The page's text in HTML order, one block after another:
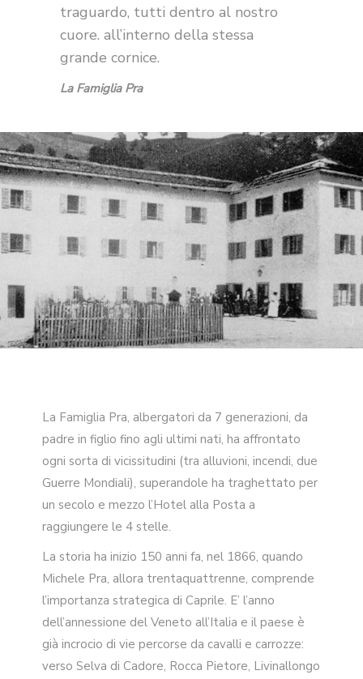
traguardo, tutti dentro al nostro
cuore. all’interno della stessa
grande cornice.
La Famiglia Pra
La Famiglia Pra, albergatori da 7 generazioni, da
padre in figlio fino agli ultimi nati, ha affrontato
ogni sorta di vicissitudini (tra alluvioni, incendi, due
Guerre Mondiali), superandole ha traghettato per
un secolo e mezzo l’Hotel alla Posta a
raggiungere le 4 stelle.
La storia ha inizio 150 anni fa, nel 1866, quando
Michele Pra, allora trentaquattrenne, comprende
l’importanza strategica di Caprile. E’ l’anno
dell’annessione del Veneto all’Italia e il paese è
già incrocio di vie percorse da cavalli e carrozze:
verso Selva di Cadore, Rocca Pietore, Livinallongo